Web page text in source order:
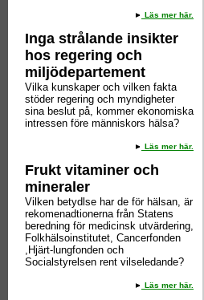
Läs mer här.
Inga strålande insikter
hos regering och
miljödepartement
Vilka kunskaper och vilken fakta
stöder regering och myndigheter
sina beslut på, kommer ekonomiska
intressen före människors hälsa?
Läs mer här.
Frukt vitaminer och
mineraler
Vilken betydlse har de för hälsan, är
rekomenadtionerna från Statens
beredning för medicinsk utvärdering,
Folkhälsoinstitutet, Cancerfonden
,Hjärt-lungfonden och
Socialstyrelsen rent vilseledande?
Läs mer här.